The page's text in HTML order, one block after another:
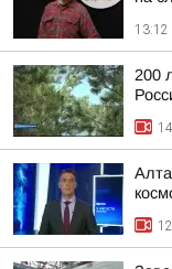
13:12
200